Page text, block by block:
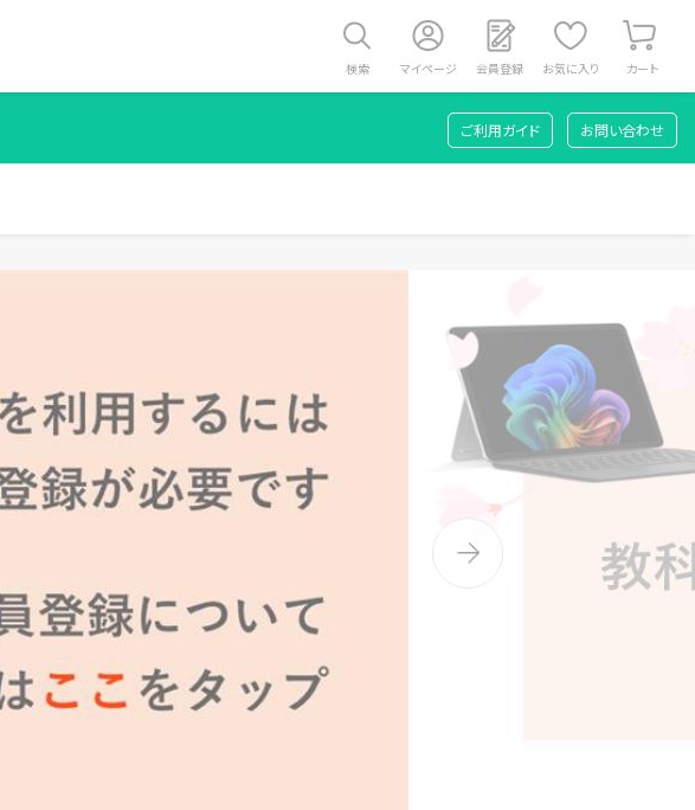
検索 マイページ 会員登録 お気に入り カート
ご利用ガイド お問い合わせ